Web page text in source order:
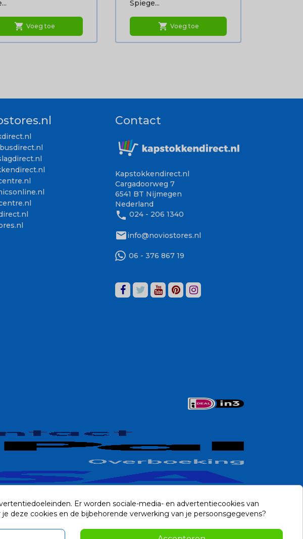
shopping_cart Voeg toe
Spiege...
shopping_cart Voeg toe
Contact
Kapstokkendirect.nl
Cargadoorweg 7
6541 BT Nijmegen
Nederland
phone 024 - 206 1340
mailinfo@noviostores.nl
06 - 376 867 19
Er worden sociale-media- en advertentiecookies van
deze cookies en de bijbehorende verwerking van je persoonsgegevens?